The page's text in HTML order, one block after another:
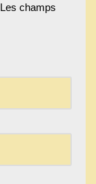
Les champs